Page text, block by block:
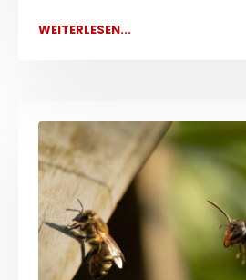
WEITERLESEN...